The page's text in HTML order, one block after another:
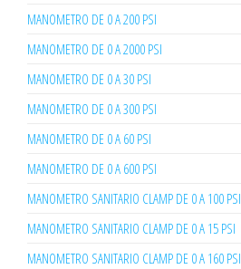
MANOMETRO DE 0 A 200 PSI
MANOMETRO DE 0 A 2000 PSI
MANOMETRO DE 0 A 30 PSI
MANOMETRO DE 0 A 300 PSI
MANOMETRO DE 0 A 60 PSI
MANOMETRO DE 0 A 600 PSI
MANOMETRO SANITARIO CLAMP DE 0 A 100 PSI
MANOMETRO SANITARIO CLAMP DE 0 A 15 PSI
MANOMETRO SANITARIO CLAMP DE 0 A 160 PSI